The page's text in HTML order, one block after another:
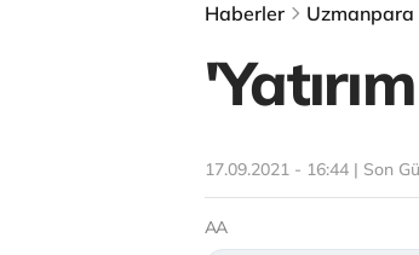
Haberler Uzmanpara
17.09.2021 - 16:44 | Son
AA